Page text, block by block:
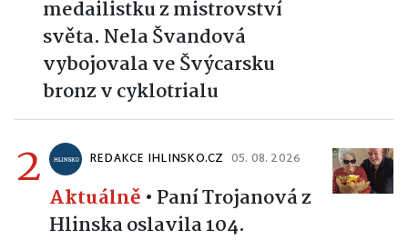
medailistku z mistrovství
světa. Nela Švandová
vybojovala ve Švýcarsku
bronz v cyklotrialu
2 REDAKCE IHLINSKO.CZ 05. 08. 2026
Aktuálně • Paní Trojanová z
Hlinska oslavila 104.